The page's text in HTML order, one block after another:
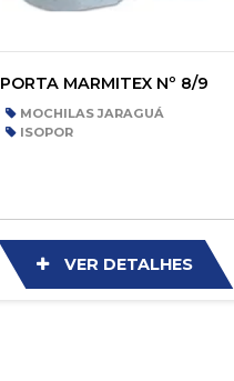
PORTA MARMITEX Nº 8/9
MOCHILAS JARAGUÁ
ISOPOR
VER DETALHES